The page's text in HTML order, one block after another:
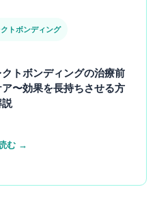
トボンディング
クトボンディングの治療前
〜効果を長持ちさせる方
説
む →